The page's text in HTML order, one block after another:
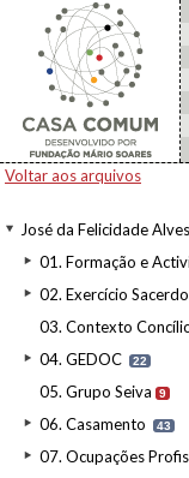
Voltar aos arquivos
José da Felicidade Alves
01. Formação e
02. Exercício
03. Contexto
04. GEDOC 22
05. Grupo Seiva 9
06. Casamento 43
07. Ocupações